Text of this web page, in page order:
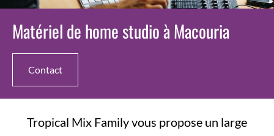
Matériel de home studio à Macouria
Contact
Tropical Mix Family vous propose un large